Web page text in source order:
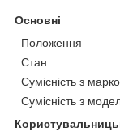
Основні
Положення
Стан
Сумісність з
Сумісність з